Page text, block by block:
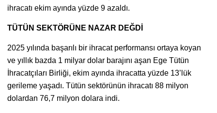
ihracatı ekim ayında yüzde 9 azaldı.
TÜTÜN SEKTÖRÜNE NAZAR DEĞDİ
2025 yılında başarılı bir ihracat performansı ortaya koyan
ve yıllık bazda 1 milyar dolar barajını aşan Ege Tütün
İhracatçıları Birliği, ekim ayında ihracatta yüzde 13’lük
gerileme yaşadı. Tütün sektörünün ihracatı 88 milyon
dolardan 76,7 milyon dolara indi.